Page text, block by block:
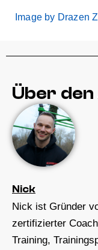
Image by Drazen
Über
Nick
Nick ist Gründer
zertifizierter
Training,